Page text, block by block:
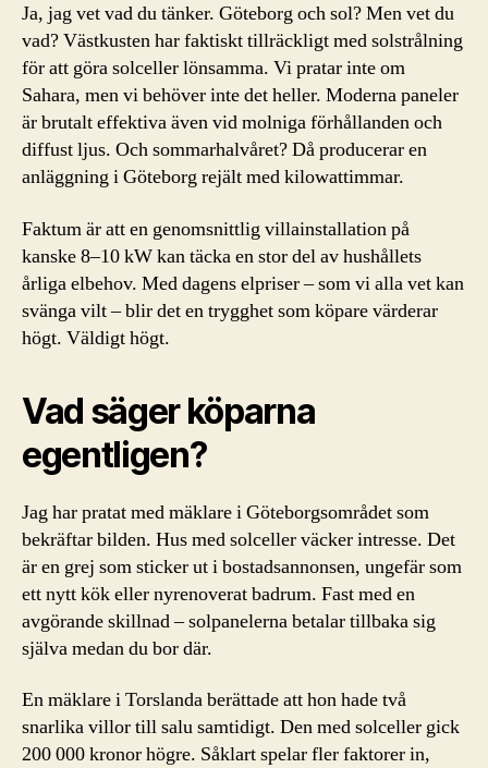
Ja, jag vet vad du tänker. Göteborg och sol? Men vet du
vad? Västkusten har faktiskt tillräckligt med solstrålning
för att göra solceller lönsamma. Vi pratar inte om
Sahara, men vi behöver inte det heller. Moderna paneler
är brutalt effektiva även vid molniga förhållanden och
diffust ljus. Och sommarhalvåret? Då producerar en
anläggning i Göteborg rejält med kilowattimmar.
Faktum är att en genomsnittlig villainstallation på
kanske 8–10 kW kan täcka en stor del av hushållets
årliga elbehov. Med dagens elpriser – som vi alla vet kan
svänga vilt – blir det en trygghet som köpare värderar
högt. Väldigt högt.
Vad säger köparna
egentligen?
Jag har pratat med mäklare i Göteborgsområdet som
bekräftar bilden. Hus med solceller väcker intresse. Det
är en grej som sticker ut i bostadsannonsen, ungefär som
ett nytt kök eller nyrenoverat badrum. Fast med en
avgörande skillnad – solpanelerna betalar tillbaka sig
själva medan du bor där.
En mäklare i Torslanda berättade att hon hade två
snarlika villor till salu samtidigt. Den med solceller gick
200 000 kronor högre. Såklart spelar fler faktorer in,